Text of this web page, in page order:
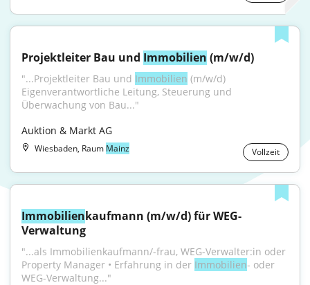
Projektleiter Bau und Immobilien (m/w/d)
"...Projektleiter Bau und Immobilien (m/w/d)
Eigenverantwortliche Leitung, Steuerung und
Überwachung von Bau..."
Auktion & Markt AG
Wiesbaden, Raum Mainz Vollzeit
Immobilienkaufmann (m/w/d) für WEG-
Verwaltung
"...als Immobilienkaufmann/-frau, WEG-Verwalter:in oder
Property Manager • Erfahrung in der Immobilien- oder
WEG-Verwaltung..."